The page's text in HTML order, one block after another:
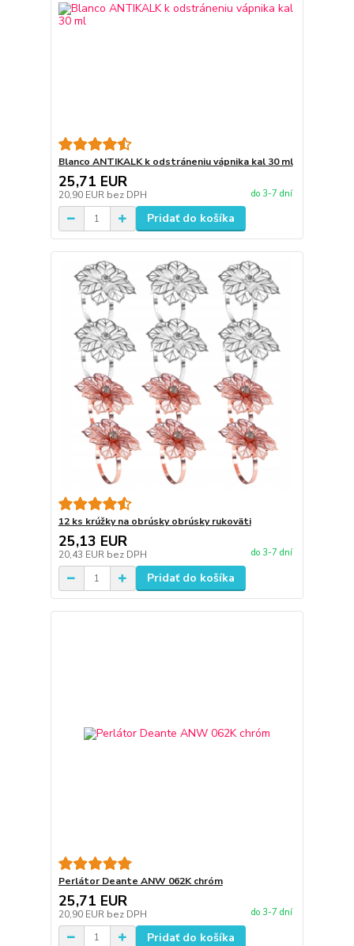
Blanco ANTIKALK k odstráneniu vápnika kal 30 ml
25,71 EUR
20,90 EUR bez DPH do 3-7 dní
Pridať do košíka
12 ks krúžky na obrúsky obrúsky rukoväti
25,13 EUR
20,43 EUR bez DPH do 3-7 dní
Pridať do košíka
Perlátor Deante ANW 062K chróm
25,71 EUR
20,90 EUR bez DPH do 3-7 dní
Pridať do košíka